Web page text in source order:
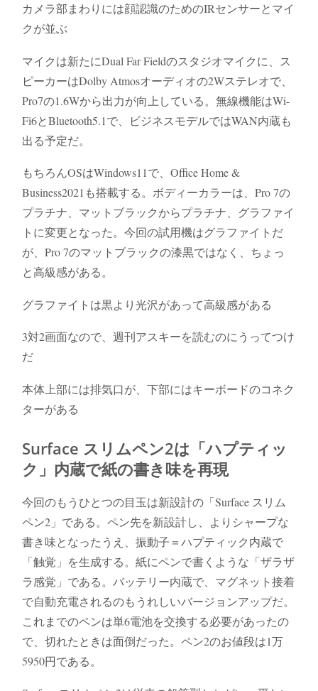
カメラ部まわりには顔認識のためのIRセンサーとマイ
クが並ぶ
マイクは新たにDual Far Fieldのスタジオマイクに、ス
ピーカーはDolby Atmosオーディオの2Wステレオで、
Pro7の1.6Wから出力が向上している。無線機能はWi-
Fi6とBluetooth5.1で、ビジネスモデルではWAN内蔵も
出る予定だ。
もちろんOSはWindows11で、Office Home &
Business2021も搭載する。ボディーカラーは、Pro 7の
プラチナ、マットブラックからプラチナ、グラファイ
トに変更となった。今回の試用機はグラファイトだ
が、Pro 7のマットブラックの漆黒ではなく、ちょっ
と高級感がある。
グラファイトは黒より光沢があって高級感がある
3対2画面なので、週刊アスキーを読むのにうってつけ
だ
本体上部には排気口が、下部にはキーボードのコネク
ターがある
Surface スリムペン2は「ハプティッ
ク」内蔵で紙の書き味を再現
今回のもうひとつの目玉は新設計の「Surface スリム
ペン2」である。ペン先を新設計し、よりシャープな
書き味となったうえ、振動子＝ハプティック内蔵で
「触覚」を生成する。紙にペンで書くような「ザラザ
ラ感覚」である。バッテリー内蔵で、マグネット接着
で自動充電されるのもうれしいバージョンアップだ。
これまでのペンは単6電池を交換する必要があったの
で、切れたときは面倒だった。ペン2のお値段は1万
5950円である。